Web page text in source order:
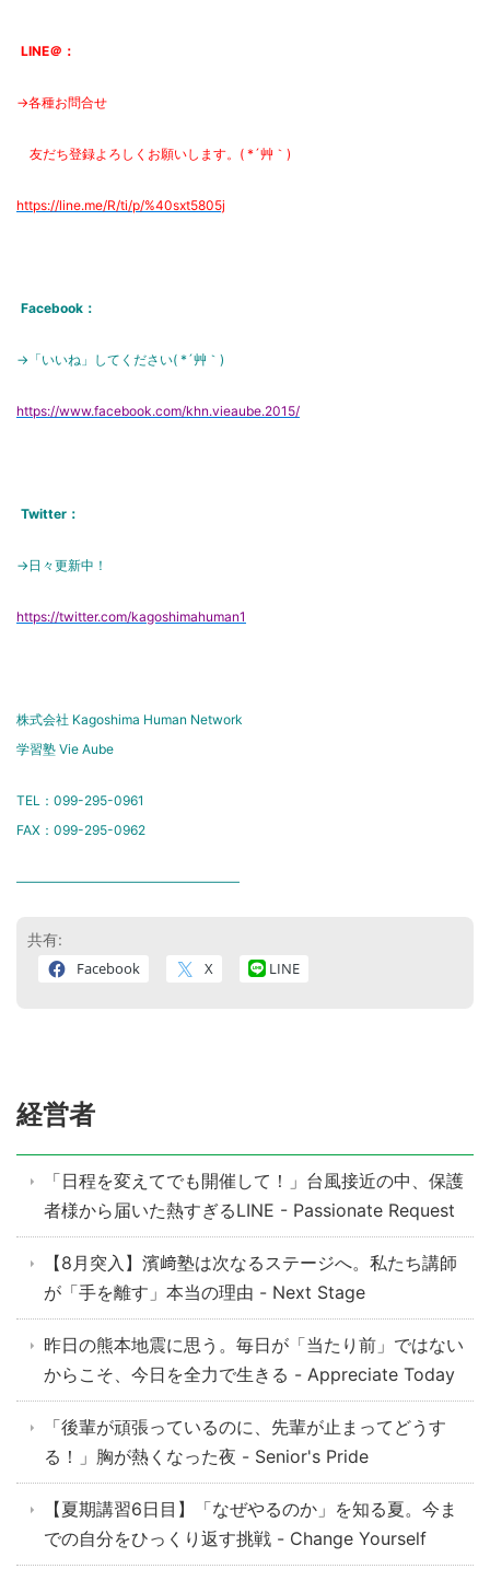
LINE＠：
→各種お問合せ
友だち登録よろしくお願いします。( *´艸｀)
https://line.me/R/ti/p/%40sxt5805j
Facebook：
→「いいね」してください( *´艸｀)
https://www.facebook.com/khn.vieaube.2015/
Twitter：
→日々更新中！
https://twitter.com/kagoshimahuman1
株式会社 Kagoshima Human Network
学習塾 Vie Aube
TEL：099-295-0961
FAX：099-295-0962
―――――――――――――――――
共有:
Facebook X LINE
経営者
「日程を変えてでも開催して！」台風接近の中、保護
者様から届いた熱すぎるLINE - Passionate Request
【8月突入】濱﨑塾は次なるステージへ。私たち講師
が「手を離す」本当の理由 - Next Stage
昨日の熊本地震に思う。毎日が「当たり前」ではない
からこそ、今日を全力で生きる - Appreciate Today
「後輩が頑張っているのに、先輩が止まってどうす
る！」胸が熱くなった夜 - Senior's Pride
【夏期講習6日目】「なぜやるのか」を知る夏。今ま
での自分をひっくり返す挑戦 - Change Yourself